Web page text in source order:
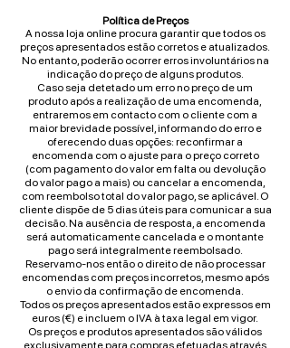
Política de Preços
A nossa loja online procura garantir que todos os
preços apresentados estão corretos e atualizados.
No entanto, poderão ocorrer erros involuntários na
indicação do preço de alguns produtos.
Caso seja detetado um erro no preço de um
produto após a realização de uma encomenda,
entraremos em contacto com o cliente com a
maior brevidade possível, informando do erro e
oferecendo duas opções: reconfirmar a
encomenda com o ajuste para o preço correto
(com pagamento do valor em falta ou devolução
do valor pago a mais) ou cancelar a encomenda,
com reembolso total do valor pago, se aplicável. O
cliente dispõe de 5 dias úteis para comunicar a sua
decisão. Na ausência de resposta, a encomenda
será automaticamente cancelada e o montante
pago será integralmente reembolsado.
Reservamo-nos então o direito de não processar
encomendas com preços incorretos, mesmo após
o envio da confirmação de encomenda.
Todos os preços apresentados estão expressos em
euros (€) e incluem o IVA à taxa legal em vigor.
Os preços e produtos apresentados são válidos
exclusivamente para compras efetuadas através